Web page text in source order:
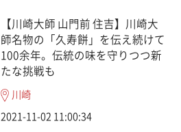
【川崎大師 山門前 住吉】川崎大
師名物の「久寿餅」を伝え続けて
100余年。伝統の味を守りつつ新
たな挑戦も
川崎
2021-11-02 11:00:34